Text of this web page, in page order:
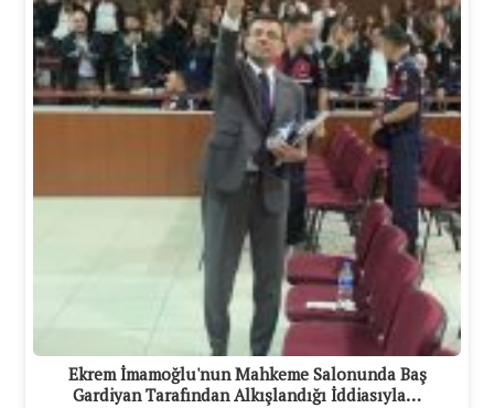
Ekrem İmamoğlu'nun Mahkeme Salonunda Baş
Gardiyan Tarafından Alkışlandığı İddiasıyla…